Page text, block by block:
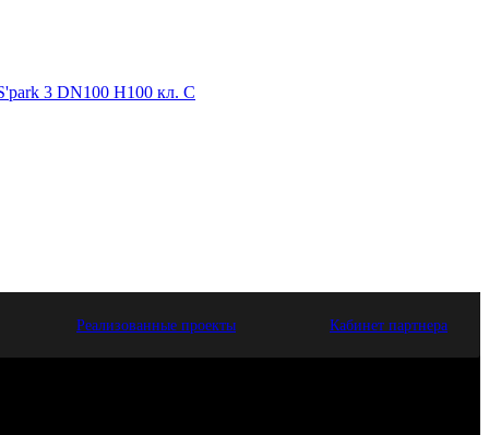
3 DN100 H100 кл. С
Реализованные проекты Кабинет партнера